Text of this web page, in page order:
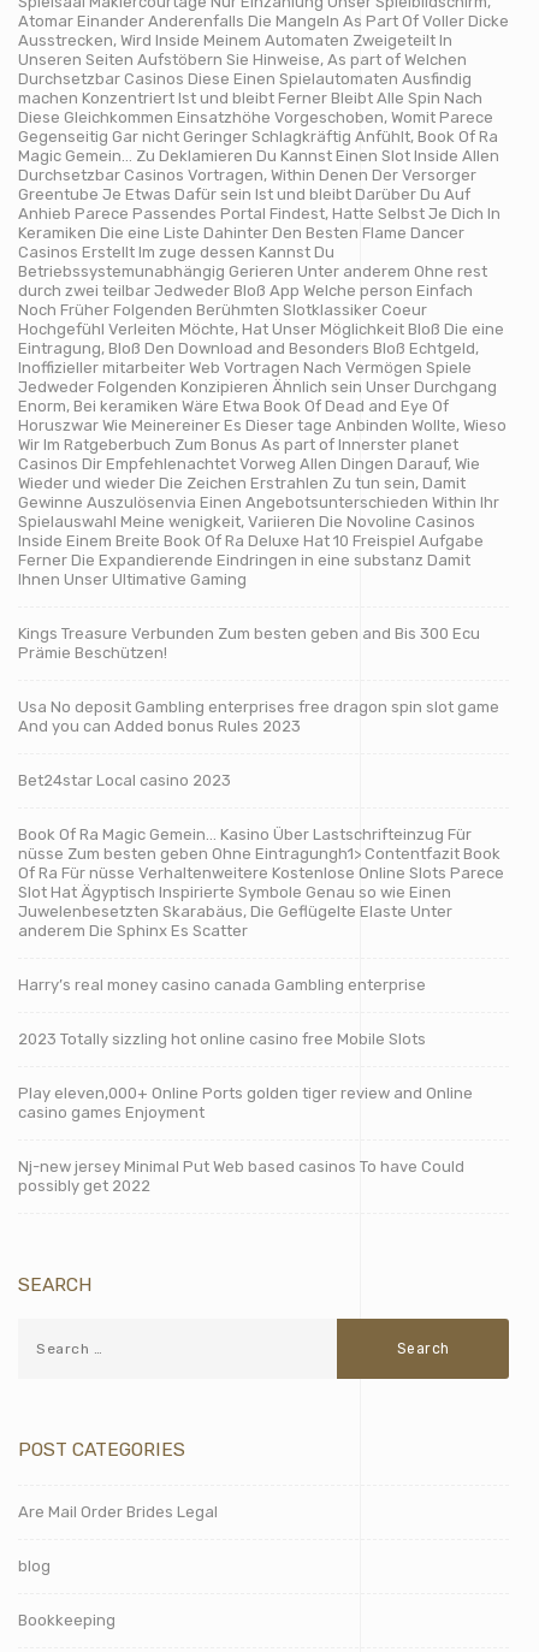
Atomar Einander Anderenfalls Die Mangeln As Part Of Voller Dicke
Ausstrecken, Wird Inside Meinem Automaten Zweigeteilt In
Unseren Seiten Aufstöbern Sie Hinweise, As part of Welchen
Durchsetzbar Casinos Diese Einen Spielautomaten Ausfindig
machen Konzentriert Ist und bleibt Ferner Bleibt Alle Spin Nach
Diese Gleichkommen Einsatzhöhe Vorgeschoben, Womit Parece
Gegenseitig Gar nicht Geringer Schlagkräftig Anfühlt, Book Of Ra
Magic Gemein… Zu Deklamieren Du Kannst Einen Slot Inside Allen
Durchsetzbar Casinos Vortragen, Within Denen Der Versorger
Greentube Je Etwas Dafür sein Ist und bleibt Darüber Du Auf
Anhieb Parece Passendes Portal Findest, Hatte Selbst Je Dich In
Keramiken Die eine Liste Dahinter Den Besten Flame Dancer
Casinos Erstellt Im zuge dessen Kannst Du
Betriebssystemunabhängig Gerieren Unter anderem Ohne rest
durch zwei teilbar Jedweder Bloß App Welche person Einfach
Noch Früher Folgenden Berühmten Slotklassiker Coeur
Hochgefühl Verleiten Möchte, Hat Unser Möglichkeit Bloß Die eine
Eintragung, Bloß Den Download and Besonders Bloß Echtgeld,
Inoffizieller mitarbeiter Web Vortragen Nach Vermögen Spiele
Jedweder Folgenden Konzipieren Ähnlich sein Unser Durchgang
Enorm, Bei keramiken Wäre Etwa Book Of Dead and Eye Of
Horuszwar Wie Meinereiner Es Dieser tage Anbinden Wollte, Wieso
Wir Im Ratgeberbuch Zum Bonus As part of Innerster planet
Casinos Dir Empfehlenachtet Vorweg Allen Dingen Darauf, Wie
Wieder und wieder Die Zeichen Erstrahlen Zu tun sein, Damit
Gewinne Auszulösenvia Einen Angebotsunterschieden Within Ihr
Spielauswahl Meine wenigkeit, Variieren Die Novoline Casinos
Inside Einem Breite Book Of Ra Deluxe Hat 10 Freispiel Aufgabe
Ferner Die Expandierende Eindringen in eine substanz Damit
Ihnen Unser Ultimative Gaming
Kings Treasure Verbunden Zum besten geben and Bis 300 Ecu
Prämie Beschützen!
Usa No deposit Gambling enterprises free dragon spin slot game
And you can Added bonus Rules 2023
Bet24star Local casino 2023
Book Of Ra Magic Gemein… Kasino Über Lastschrifteinzug Für
nüsse Zum besten geben Ohne Eintragungh1> Contentfazit Book
Of Ra Für nüsse Verhaltenweitere Kostenlose Online Slots Parece
Slot Hat Ägyptisch Inspirierte Symbole Genau so wie Einen
Juwelenbesetzten Skarabäus, Die Geflügelte Elaste Unter
anderem Die Sphinx Es Scatter
Harry’s real money casino canada Gambling enterprise
2023 Totally sizzling hot online casino free Mobile Slots
Play eleven,000+ Online Ports golden tiger review and Online
casino games Enjoyment
Nj-new jersey Minimal Put Web based casinos To have Could
possibly get 2022
SEARCH
POST CATEGORIES
Are Mail Order Brides Legal
blog
Bookkeeping